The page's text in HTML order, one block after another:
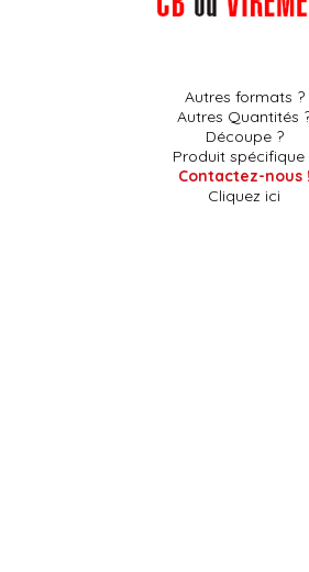
Autres formats ?
Autres Quantités
Découpe ?
Produit spécifique
Contactez-nous !
Cliquez ici